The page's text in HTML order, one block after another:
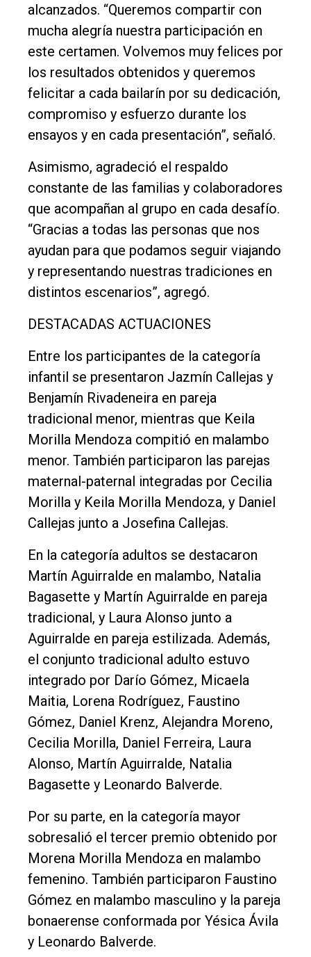
Política
Cultura
Entrevistas
Rural
Deportes
Fúnebres
Edición
Empresa
Nosotros
Contacto
alcanzados. “Queremos compartir con
mucha alegría nuestra participación en
este certamen. Volvemos muy felices por
los resultados obtenidos y queremos
felicitar a cada bailarín por su dedicación,
compromiso y esfuerzo durante los
ensayos y en cada presentación”, señaló.
Asimismo, agradeció el respaldo
constante de las familias y colaboradores
que acompañan al grupo en cada desafío.
“Gracias a todas las personas que nos
ayudan para que podamos seguir viajando
y representando nuestras tradiciones en
distintos escenarios”, agregó.
DESTACADAS ACTUACIONES
Entre los participantes de la categoría
infantil se presentaron Jazmín Callejas y
Benjamín Rivadeneira en pareja
tradicional menor, mientras que Keila
Morilla Mendoza compitió en malambo
menor. También participaron las parejas
maternal-paternal integradas por Cecilia
Morilla y Keila Morilla Mendoza, y Daniel
Callejas junto a Josefina Callejas.
En la categoría adultos se destacaron
Martín Aguirralde en malambo, Natalia
Bagasette y Martín Aguirralde en pareja
tradicional, y Laura Alonso junto a
Aguirralde en pareja estilizada. Además,
el conjunto tradicional adulto estuvo
integrado por Darío Gómez, Micaela
Maitia, Lorena Rodríguez, Faustino
Gómez, Daniel Krenz, Alejandra Moreno,
Cecilia Morilla, Daniel Ferreira, Laura
Alonso, Martín Aguirralde, Natalia
Bagasette y Leonardo Balverde.
Por su parte, en la categoría mayor
sobresalió el tercer premio obtenido por
Morena Morilla Mendoza en malambo
femenino. También participaron Faustino
Gómez en malambo masculino y la pareja
bonaerense conformada por Yésica Ávila
y Leonardo Balverde.